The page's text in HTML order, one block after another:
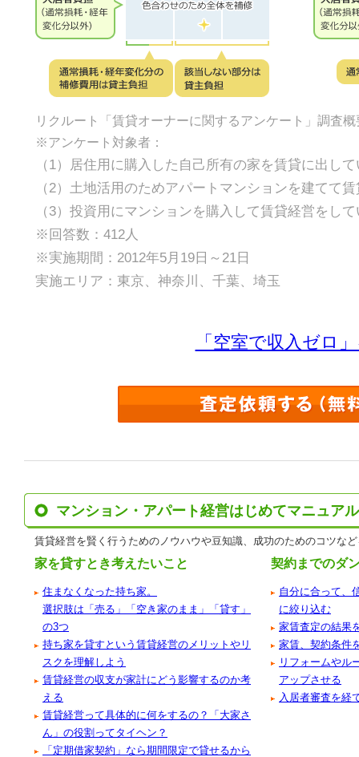
リクルート「賃貸オーナーに関するアンケート」調査概
※アンケート対象者：
（1）居住用に購入した自己所有の家を賃貸に出し
（2）土地活用のためアパートマンションを建てて
（3）投資用にマンションを購入して賃貸経営をし
※回答数：412人
※実施期間：2012年5月19日～21日
実施エリア：東京、神奈川、千葉、埼玉
「空室で収入ゼロ
マンション・アパート経営はじめてマニュアル
賃貸経営を賢く行うためのノウハウや豆知識、成功のためのコツな
家を貸すとき考えたいこと
住まなくなった持ち家。
選択肢は「売る」「空き家のまま」「貸す」
の3つ
持ち家を貸すという賃貸経営のメリットやリ
スクを理解しよう
賃貸経営の収支が家計にどう影響するのか考
える
賃貸経営って具体的に何をするの？「大家さ
ん」の役割ってタイヘン？
「定期借家契約」なら期間限定で貸せるから
契約までのダ
自分に合って、
に絞り込む
家賃査定の結果
家賃、契約条件
リフォームやル
アップさせる
入居者審査を経